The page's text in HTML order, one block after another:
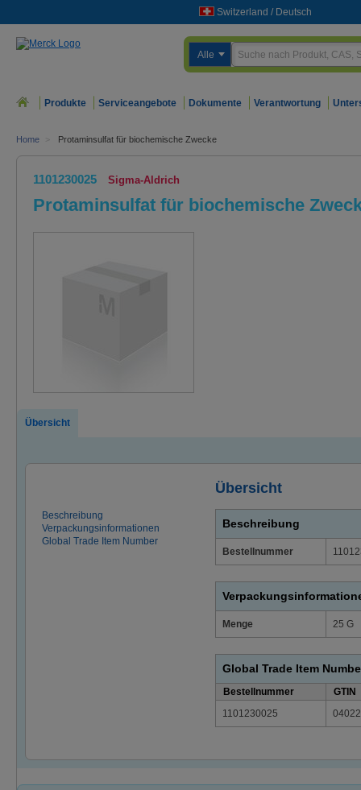
Switzerland / Deutsch
Alle
Produkte Serviceangebote Dokumente Verantwortung
Home > Protaminsulfat für biochemische Zwecke
1101230025 Sigma-Aldrich
Protaminsulfat für biochemische
Übersicht
Übersicht
Beschreibung
Verpackungsinformationen
Global Trade Item Number
Beschreibung
Bestellnummer
Menge 25 G
Global Trade Item
Bestellnummer
GTIN
1101230025